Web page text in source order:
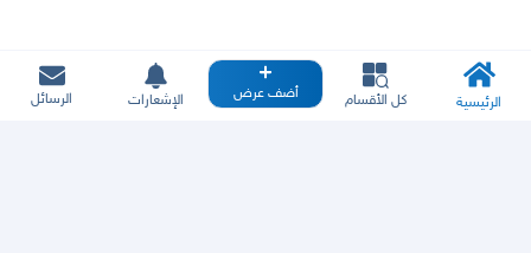
الرئيسية كل الأقسام أضف عرض الإشعارات الرسائل